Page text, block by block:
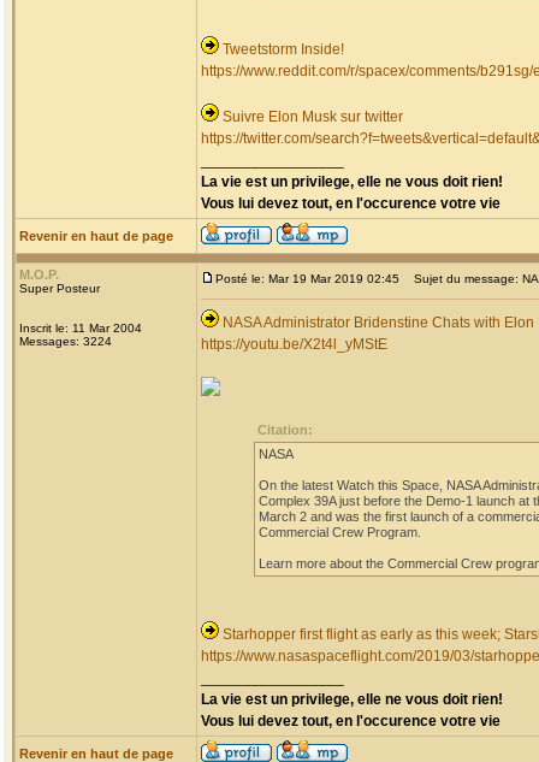
Tweetstorm Inside!
https://www.reddit.com/r/spacex/comments/
Suivre Elon Musk sur twitter
https://twitter.com/
La vie est un privilege, elle ne vous doit rien!
Vous lui devez tout, en l'occurence votre vie
Revenir en haut de page
M.O.P.
Super Posteur
Inscrit le: 11 Mar 2004
Messages: 3224
Posté le: Mar 19 Mar 2019 02:45 Sujet du message:
NASA Administrator Bridenstine Chats with
https://youtu.be/X2t4l_yMStE
Citation:
NASA
On the latest Watch this Space, NASA
Complex 39A just before the Demo-1 launch at
March 2 and was the first launch of a
Commercial Crew Program.
Learn more about the Commercial Crew
Starhopper first flight as early as this week;
https://www.nasaspaceflight.com/2019/03/
La vie est un privilege, elle ne vous doit rien!
Vous lui devez tout, en l'occurence votre vie
Revenir en haut de page